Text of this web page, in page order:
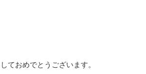
ておめでとうございます。